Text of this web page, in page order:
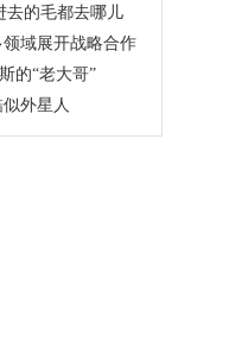
去的毛都去哪儿
域展开战略合作
的“老大哥”
外星人